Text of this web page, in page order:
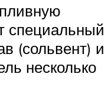
специальный
(сольвент) и
несколько